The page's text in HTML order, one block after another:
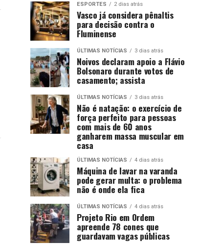
ESPORTES 2 dias atrás
Vasco já considera pênaltis
para decisão contra o
Fluminense
ÚLTIMAS NOTÍCIAS 3 dias atrás
Noivos declaram apoio a Flávio
Bolsonaro durante votos de
casamento; assista
ÚLTIMAS NOTÍCIAS 3 dias atrás
Não é natação: o exercício de
força perfeito para pessoas
com mais de 60 anos
ganharem massa muscular em
casa
ÚLTIMAS NOTÍCIAS 4 dias atrás
Máquina de lavar na varanda
pode gerar multa: o problema
não é onde ela fica
ÚLTIMAS NOTÍCIAS 4 dias atrás
Projeto Rio em Ordem
apreende 78 cones que
guardavam vagas públicas